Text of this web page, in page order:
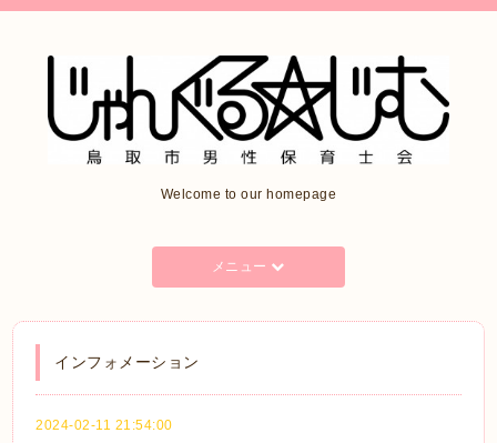
Welcome to our homepage
メニュー
インフォメーション
2024-02-11 21:54:00